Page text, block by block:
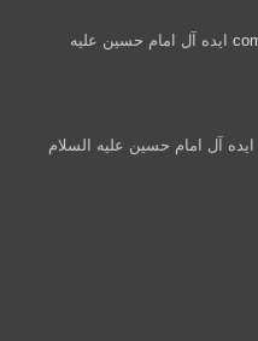
ایده آل امام حسین علیه
ایده آل امام حسین علیه السلام